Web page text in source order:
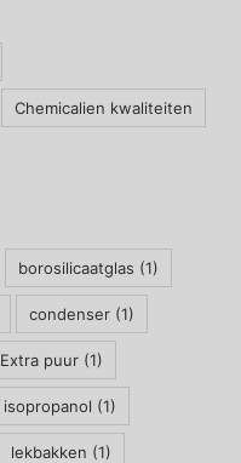
Chemicalien kwaliteiten
borosilicaatglas (1)
condenser (1)
Extra puur (1)
isopropanol (1)
lekbakken (1)